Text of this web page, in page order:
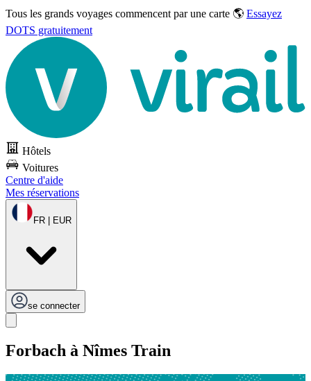
Tous les grands voyages commencent par une carte 🌎 Essayez
DOTS gratuitement
Hôtels
Voitures
Centre d'aide
Mes réservations
FR | EUR
se connecter
Forbach à Nîmes Train